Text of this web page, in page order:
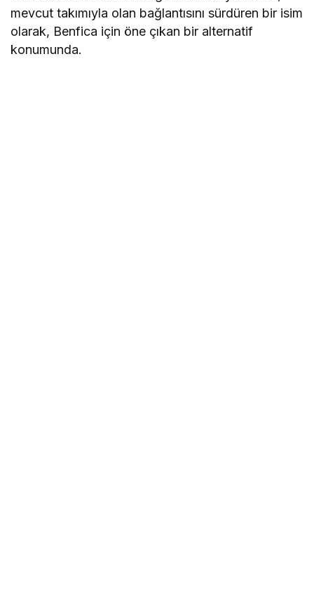
mevcut takımıyla olan bağlantısını sürdüren bir isim
olarak, Benfica için öne çıkan bir alternatif
konumunda.